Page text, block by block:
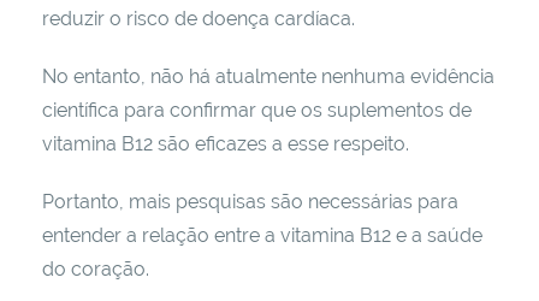
reduzir o risco de doença cardíaca.
No entanto, não há atualmente nenhuma evidência
científica para confirmar que os suplementos de
vitamina B12 são eficazes a esse respeito.
Portanto, mais pesquisas são necessárias para
entender a relação entre a vitamina B12 e a saúde
do coração.